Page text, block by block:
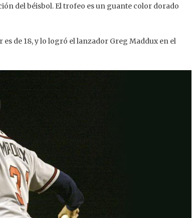
del béisbol. El trofeo es un guante color dorado
de 18, y lo logró el lanzador Greg Maddux en el